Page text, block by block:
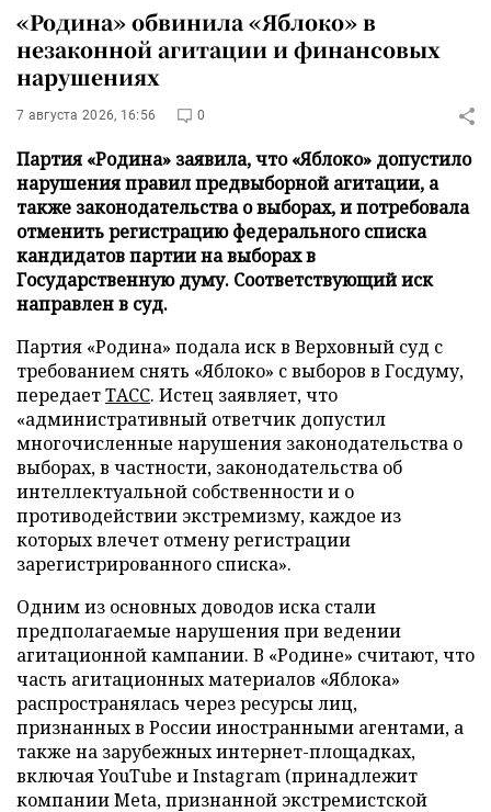
«Родина» обвинила «Яблоко» в
незаконной агитации и финансовых
нарушениях
7 августа 2026, 16:56 0
Партия «Родина» заявила, что «Яблоко» допустило
нарушения правил предвыборной агитации, а
также законодательства о выборах, и потребовала
отменить регистрацию федерального списка
кандидатов партии на выборах в
Государственную думу. Соответствующий иск
направлен в суд.
Партия «Родина» подала иск в Верховный суд с
требованием снять «Яблоко» с выборов в Госдуму,
передаетТАСС. Истец заявляет, что
«административный ответчик допустил
многочисленные нарушения законодательства о
выборах, в частности, законодательства об
интеллектуальной собственности и о
противодействии экстремизму, каждое из
которых влечет отмену регистрации
зарегистрированного списка».
Одним из основных доводов иска стали
предполагаемые нарушения при ведении
агитационной кампании. В «Родине» считают, что
часть агитационных материалов «Яблока»
распространялась через ресурсы лиц,
признанных в России иностранными агентами, а
также на зарубежных интернет-площадках,
включая YouTube и Instagram (принадлежит
компании Meta, признанной экстремистской